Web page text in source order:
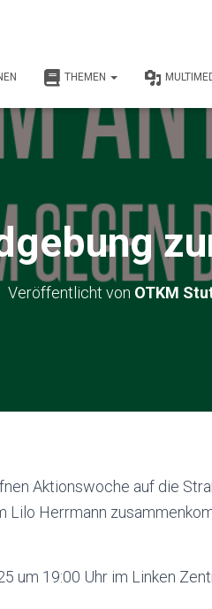
THEMEN
Veröffentlicht von OTKM
Aktionswoche auf die
Herrmann
um 19:00 Uhr im Linken